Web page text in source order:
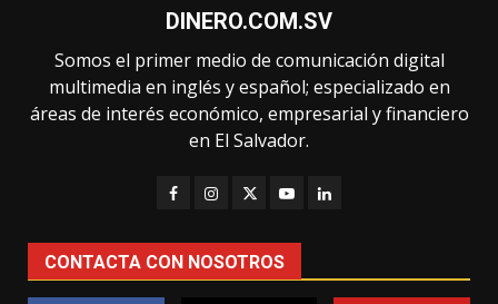
DINERO.COM.SV
Somos el primer medio de comunicación digital
multimedia en inglés y español; especializado en
áreas de interés económico, empresarial y financiero
en El Salvador.
CONTACTA CON NOSOTROS